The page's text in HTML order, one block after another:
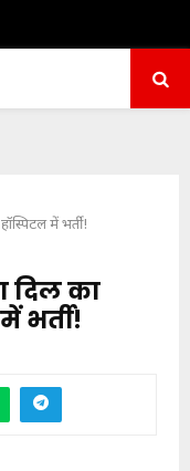
में भर्ती!
दिल का
भर्ती!